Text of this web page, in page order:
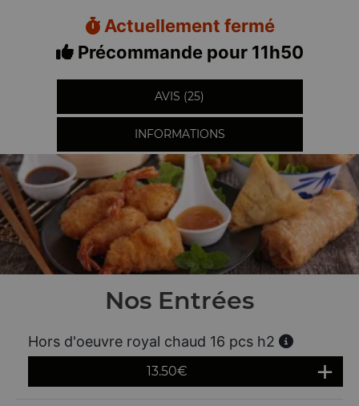
Actuellement fermé
Précommande pour 11h50
AVIS (25)
INFORMATIONS
Nos Entrées
Hors d'oeuvre royal chaud 16 pcs h2
13.50€